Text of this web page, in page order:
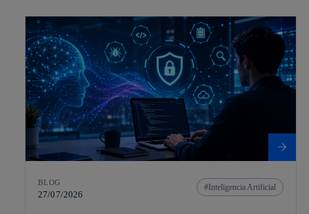
BLOG
27/07/2026
Inteligencia Artificial